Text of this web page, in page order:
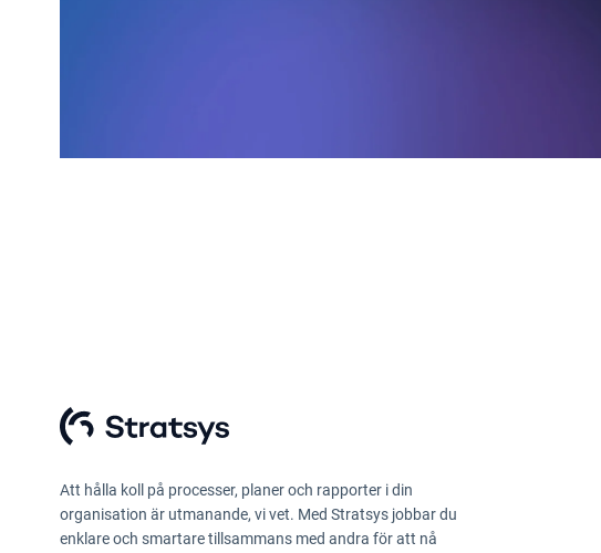
Att hålla koll på processer, planer och rapporter i din
organisation är utmanande, vi vet. Med Stratsys jobbar du
enklare och smartare tillsammans med andra för att nå